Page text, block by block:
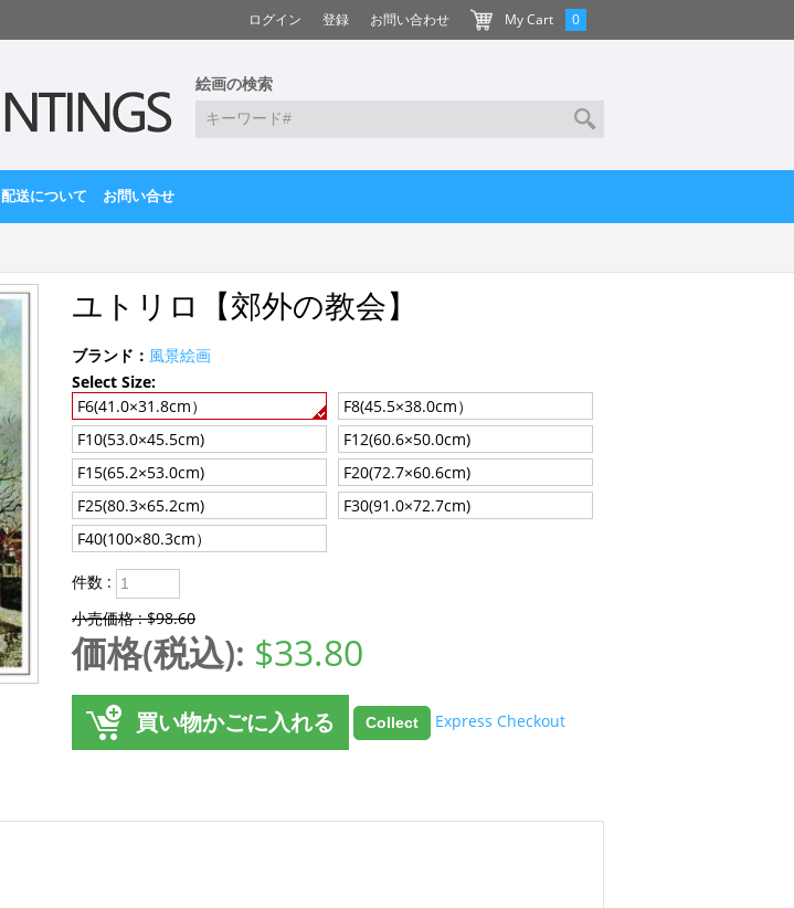
ログイン 登録 お問い合わせ My Cart 0
絵画の検索
配送について お問い合せ
ユトリロ【郊外の教会】
ブランド： 風景絵画
Select Size:
F6(41.0×31.8cm）
F8(45.5×38.0cm）
F10(53.0×45.5cm)
F12(60.6×50.0cm)
F15(65.2×53.0cm)
F20(72.7×60.6cm)
F25(80.3×65.2cm)
F30(91.0×72.7cm)
F40(100×80.3cm）
件数 :
小売価格 : $98.60
価格(税込): $33.80
買い物かごに入れる Express Checkout